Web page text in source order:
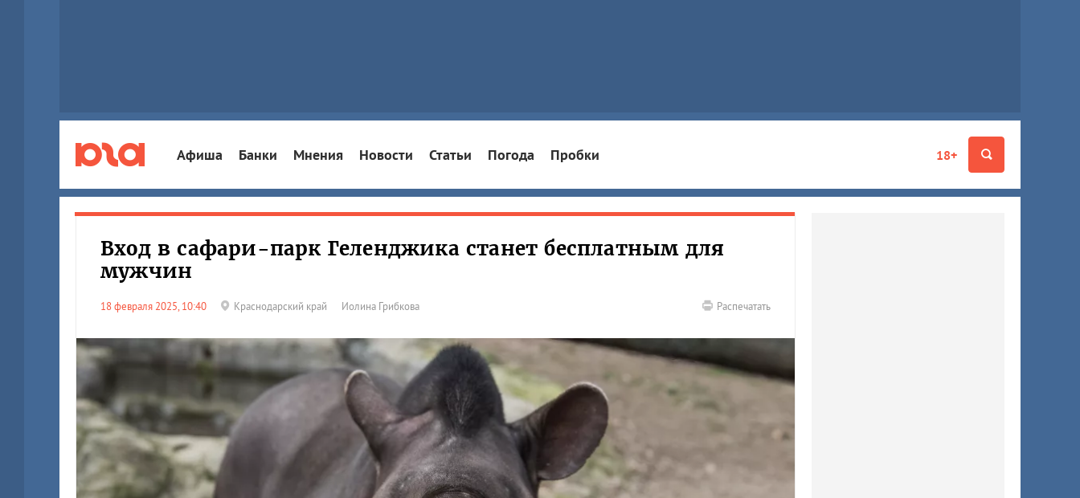
18+
Афиша Банки Мнения Новости Статьи Погода Пробки
Вход в сафари-парк Геленджика станет бесплатным для
мужчин
18 февраля 2025, 10:40 Краснодарский край Иолина Грибкова Распечатать